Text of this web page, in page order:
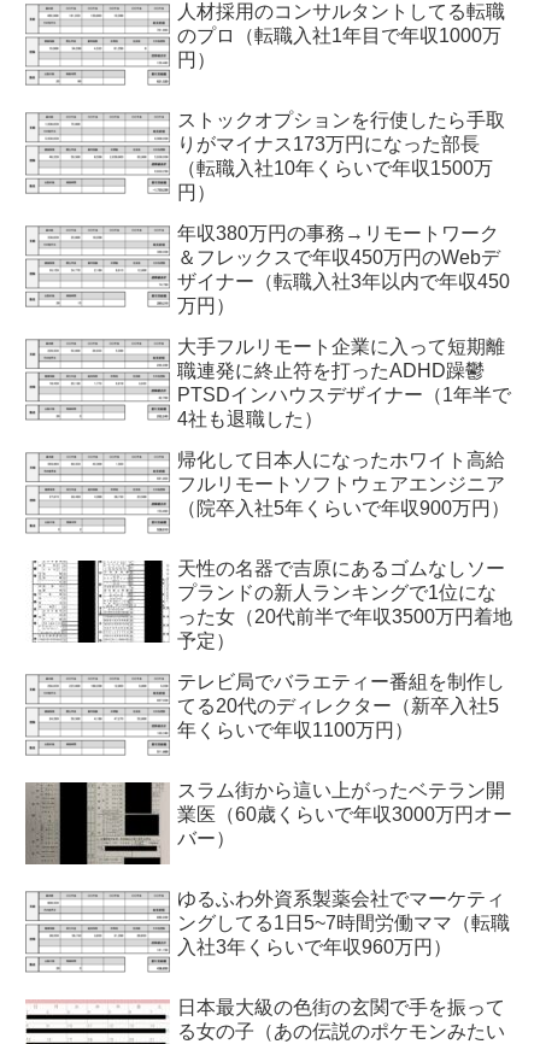
人材採用のコンサルタントしてる転職
のプロ（転職入社1年目で年収1000万
円）
ストックオプションを行使したら手取
りがマイナス173万円になった部長
（転職入社10年くらいで年収1500万
円）
年収380万円の事務→リモートワーク
＆フレックスで年収450万円のWebデ
ザイナー（転職入社3年以内で年収450
万円）
大手フルリモート企業に入って短期離
職連発に終止符を打ったADHD躁鬱
PTSDインハウスデザイナー（1年半で
4社も退職した）
帰化して日本人になったホワイト高給
フルリモートソフトウェアエンジニア
（院卒入社5年くらいで年収900万円）
天性の名器で吉原にあるゴムなしソー
プランドの新人ランキングで1位にな
った女（20代前半で年収3500万円着地
予定）
テレビ局でバラエティー番組を制作し
てる20代のディレクター（新卒入社5
年くらいで年収1100万円）
スラム街から這い上がったベテラン開
業医（60歳くらいで年収3000万円オー
バー）
ゆるふわ外資系製薬会社でマーケティ
ングしてる1日5~7時間労働ママ（転職
入社3年くらいで年収960万円）
日本最大級の色街の玄関で手を振って
る女の子（あの伝説のポケモンみたい